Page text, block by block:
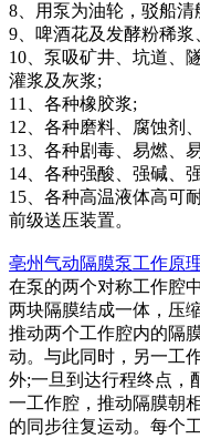
8、用泵为油轮，驳船清
9、啤酒花及发酵粉稀浆
10、泵吸矿井、坑道、
灌浆及灰浆;
11、各种橡胶浆;
12、各种磨料、腐蚀剂
13、各种剧毒、易燃、
14、各种强酸、强碱、
15、各种高温液体高可
前级送压装置。
亳州气动隔膜泵工作原
在泵的两个对称工作腔
两块隔膜结成一体，压
推动两个工作腔内的隔
动。与此同时，另一工
外;一旦到达行程终点，
一工作腔，推动隔膜朝
的同步往复运动。每个